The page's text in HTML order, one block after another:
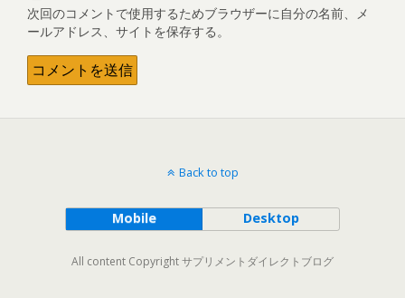
次回のコメントで使用するためブラウザーに自分の名前、メ
ールアドレス、サイトを保存する。
Back to top
Mobile Desktop
All content Copyright サプリメントダイレクトブログ